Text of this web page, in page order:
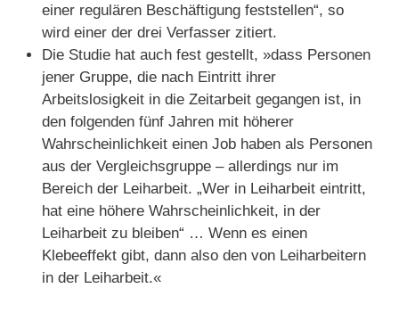
einer regulären Beschäftigung feststellen“, so
wird einer der drei Verfasser zitiert.
Die Studie hat auch fest gestellt, »dass Personen
jener Gruppe, die nach Eintritt ihrer
Arbeitslosigkeit in die Zeitarbeit gegangen ist, in
den folgenden fünf Jahren mit höherer
Wahrscheinlichkeit einen Job haben als Personen
aus der Vergleichsgruppe – allerdings nur im
Bereich der Leiharbeit. „Wer in Leiharbeit eintritt,
hat eine höhere Wahrscheinlichkeit, in der
Leiharbeit zu bleiben“ … Wenn es einen
Klebeeffekt gibt, dann also den von Leiharbeitern
in der Leiharbeit.«